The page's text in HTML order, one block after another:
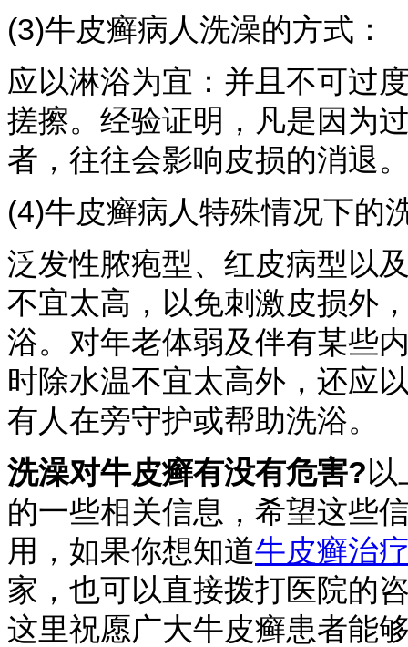
(3)牛皮癣病人洗澡的方式：
应以淋浴为宜：并且不可过
搓擦。经验证明，凡是因为
者，往往会影响皮损的消退
(4)牛皮癣病人特殊情况下的
泛发性脓疱型、红皮病型以
不宜太高，以免刺激皮损外
浴。对年老体弱及伴有某些
时除水温不宜太高外，还应
有人在旁守护或帮助洗浴。
洗澡对牛皮癣有没有危害?
的一些相关信息，希望这些
用，如果你想知道牛皮癣治
家，也可以直接拨打医院的
这里祝愿广大牛皮癣患者能